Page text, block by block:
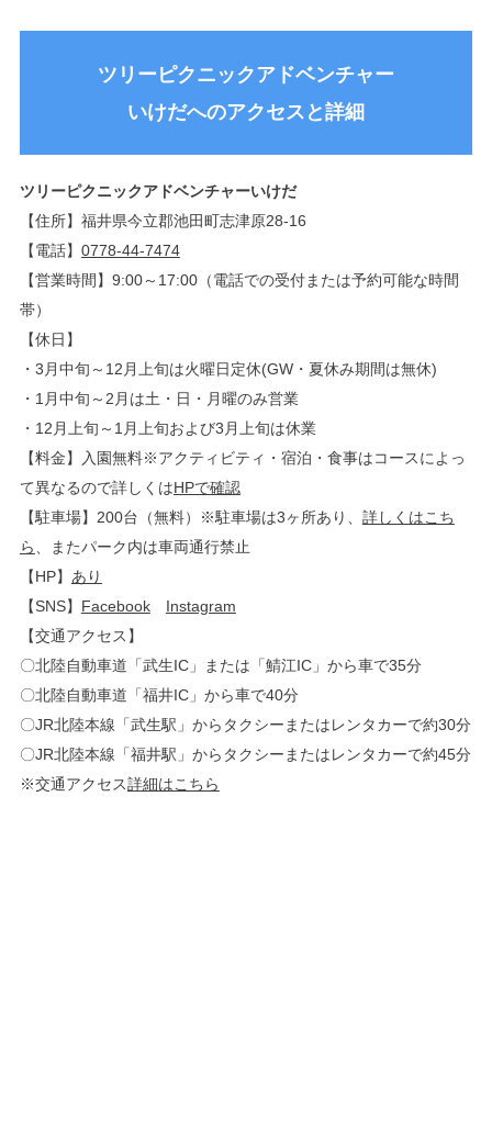
ツリーピクニックアドベンチャー
いけだへのアクセスと詳細
ツリーピクニックアドベンチャーいけだ
【住所】福井県今立郡池田町志津原28-16
【電話】 0778-44-7474
【営業時間】9:00～17:00（電話での受付または予約可能な時間
帯）
【休日】
・3月中旬～12月上旬は火曜日定休(GW・夏休み期間は無休)
・1月中旬～2月は土・日・月曜のみ営業
・12月上旬～1月上旬および3月上旬は休業
【料金】入園無料※アクティビティ・宿泊・食事はコースによっ
て異なるので詳しくはHPで確認
【駐車場】200台（無料）※駐車場は3ヶ所あり、 詳しくはこち
ら、またパーク内は車両通行禁止
【HP】 あり
【SNS】 Facebook
Instagram
【交通アクセス】
〇北陸自動車道「武生IC」または「鯖江IC」から車で35分
〇北陸自動車道「福井IC」から車で40分
〇JR北陸本線「武生駅」からタクシーまたはレンタカーで約30分
〇JR北陸本線「福井駅」からタクシーまたはレンタカーで約45分
※交通アクセス詳細はこちら